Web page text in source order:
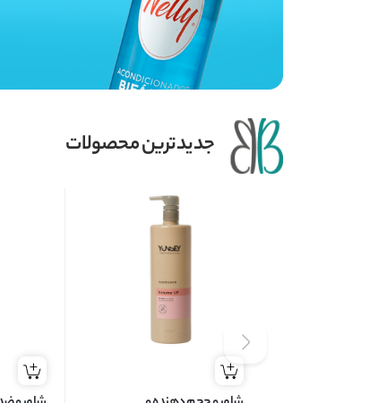
جدیدترین محصولات